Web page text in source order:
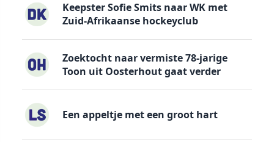
Keepster Sofie Smits naar WK met
Zuid-Afrikaanse hockeyclub
Zoektocht naar vermiste 78-jarige
Toon uit Oosterhout gaat verder
Een appeltje met een groot hart